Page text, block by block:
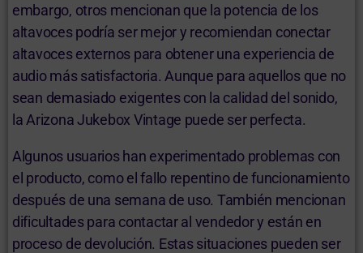
embargo, otros mencionan que la potencia de los
altavoces podría ser mejor y recomiendan conectar
altavoces externos para obtener una experiencia de
audio más satisfactoria. Aunque para aquellos que no
sean demasiado exigentes con la calidad del sonido,
la Arizona Jukebox Vintage puede ser perfecta.
Algunos usuarios han experimentado problemas con
el producto, como el fallo repentino de funcionamiento
después de una semana de uso. También mencionan
dificultades para contactar al vendedor y están en
proceso de devolución. Estas situaciones pueden ser